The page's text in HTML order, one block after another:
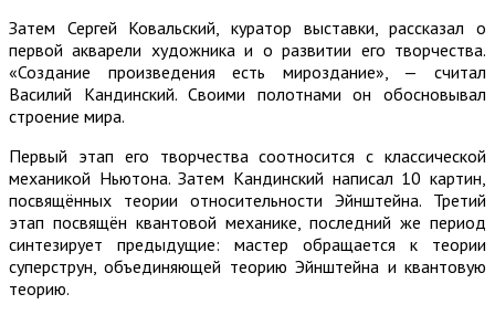
Затем Сергей Ковальский, куратор выставки, рассказал о
первой акварели художника и о развитии его творчества.
«Создание произведения есть мироздание», — считал
Василий Кандинский. Своими полотнами он обосновывал
строение мира.
Первый этап его творчества соотносится с классической
механикой Ньютона. Затем Кандинский написал 10 картин,
посвящённых теории относительности Эйнштейна. Третий
этап посвящён квантовой механике, последний же период
синтезирует предыдущие: мастер обращается к теории
суперструн, объединяющей теорию Эйнштейна и квантовую
теорию.